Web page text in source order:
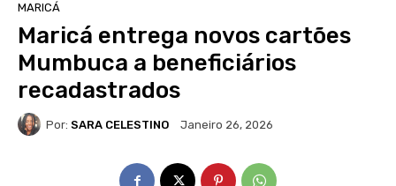
MARICÁ
Maricá entrega novos cartões
Mumbuca a beneficiários
recadastrados
Por: SARA CELESTINO Janeiro 26, 2026